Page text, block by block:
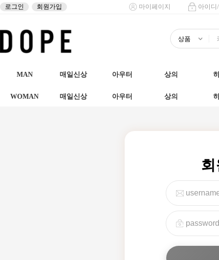
로그인 회원가입 마이페이지 아이디
MAN 매일신상 아우터 상의
WOMAN 매일신상 아우터 상의